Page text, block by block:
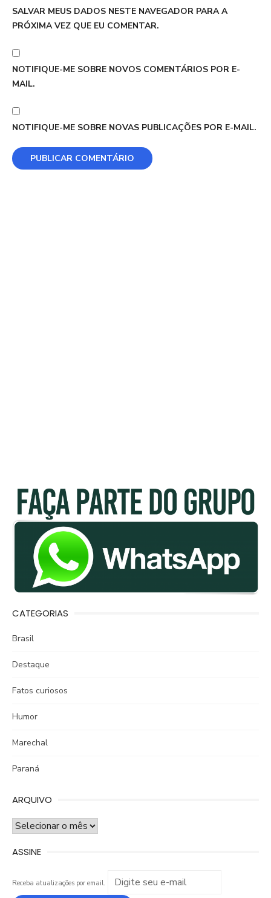
SALVAR MEUS DADOS NESTE NAVEGADOR PARA A
PRÓXIMA VEZ QUE EU COMENTAR.
NOTIFIQUE-ME SOBRE NOVOS COMENTÁRIOS POR E-
MAIL.
NOTIFIQUE-ME SOBRE NOVAS PUBLICAÇÕES POR E-MAIL.
CATEGORIAS
Brasil
Destaque
Fatos curiosos
Humor
Marechal
Paraná
ARQUIVO
ARQUIVO
ASSINE
Receba atualizações por email.